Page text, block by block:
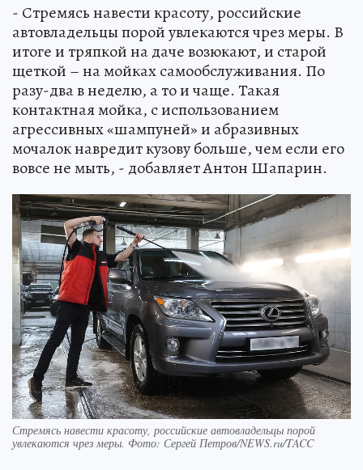
- Стремясь навести красоту, российские
автовладельцы порой увлекаются чрез меры. В
итоге и тряпкой на даче возюкают, и старой
щеткой – на мойках самообслуживания. По
разу-два в неделю, а то и чаще. Такая
контактная мойка, с использованием
агрессивных «шампуней» и абразивных
мочалок навредит кузову больше, чем если его
вовсе не мыть, - добавляет Антон Шапарин.
Стремясь навести красоту, российские автовладельцы порой
увлекаются чрез меры. Фото: Сергей Петров/NEWS.ru/TACC